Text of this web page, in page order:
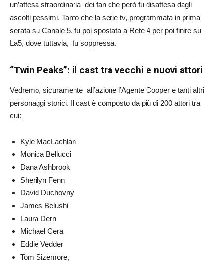
un’attesa straordinaria dei fan che però fu disattesa dagli
ascolti pessimi. Tanto che la serie tv, programmata in prima
serata su Canale 5, fu poi spostata a Rete 4 per poi finire su
La5, dove tuttavia, fu soppressa.
“Twin Peaks”: il cast tra vecchi e nuovi attori
Vedremo, sicuramente all’azione l’Agente Cooper e tanti altri
personaggi storici. Il cast è composto da più di 200 attori tra
cui:
Kyle MacLachlan
Monica Bellucci
Dana Ashbrook
Sherilyn Fenn
David Duchovny
James Belushi
Laura Dern
Michael Cera
Eddie Vedder
Tom Sizemore,